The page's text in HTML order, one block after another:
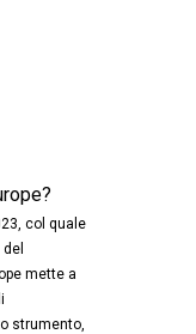
col quale
mette a
strumento,